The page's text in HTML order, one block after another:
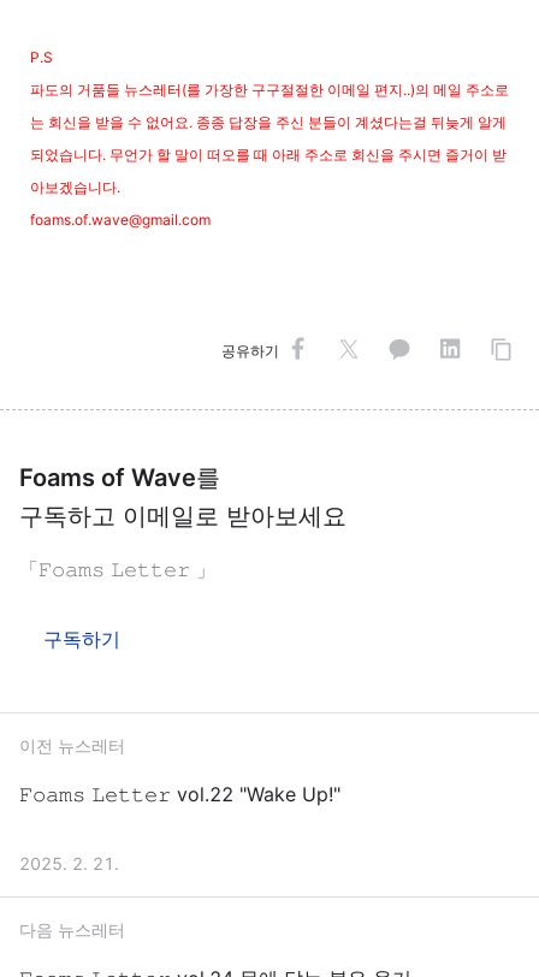
P.S
파도의 거품들 뉴스레터(를 가장한 구구절절한 이메일 편지..)의 메일 주소로
는 회신을 받을 수 없어요. 종종 답장을 주신 분들이 계셨다는걸 뒤늦게 알게
되었습니다. 무언가 할 말이 떠오를 때 아래 주소로 회신을 주시면 즐거이 받
아보겠습니다.
foams.of.wave@gmail.com
공유하기
Foams of Wave를
구독하고 이메일로 받아보세요
「𝙵𝚘𝚊𝚖𝚜 𝙻𝚎𝚝𝚝𝚎𝚛 」
구독하기
이전 뉴스레터
𝙵𝚘𝚊𝚖𝚜 𝙻𝚎𝚝𝚝𝚎𝚛 vol.22 "Wake Up!"
2025. 2. 21.
다음 뉴스레터